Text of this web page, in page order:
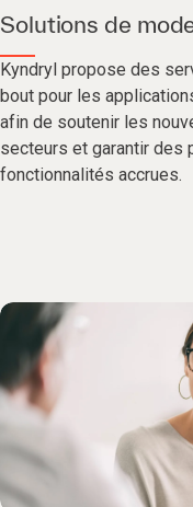
Solutions de
Kyndryl propose des
bout pour les
afin de soutenir les
secteurs et garantir des
fonctionnalités accrues.